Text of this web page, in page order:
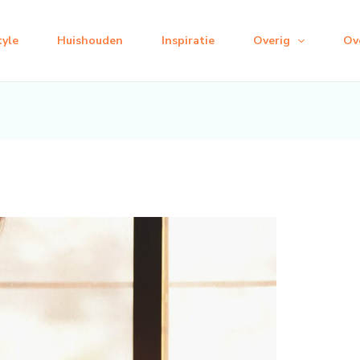
Huishouden Inspiratie Overig